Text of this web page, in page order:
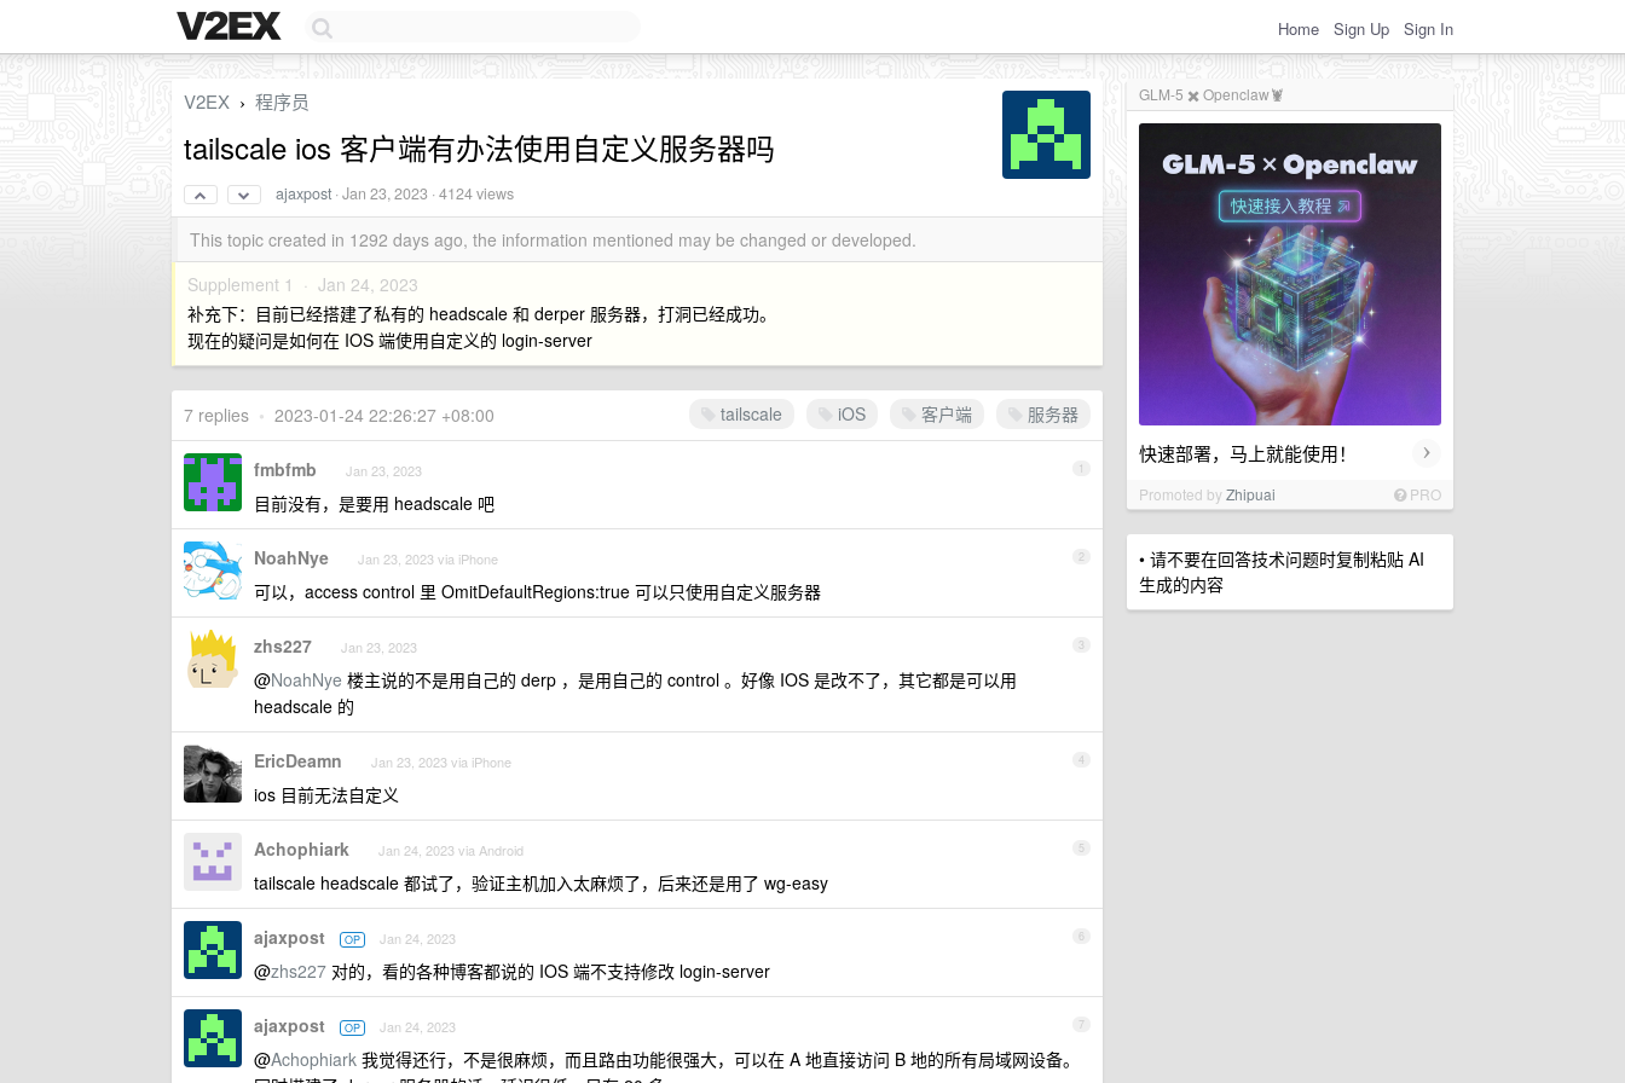
Home Sign Up Sign In
GLM-5 ✖️ Openclaw🦞
快速部署，马上就能使用！ ›
Promoted byZhipuai PRO
• 请不要在回答技术问题时复制粘贴 AI
生成的内容
V2EX › 程序员
tailscale ios 客户端有办法使用自定义服务器吗
ajaxpost ·Jan 23, 2023 · 4124 views
This topic created in 1292 days ago, the information mentioned may be changed or developed.
Supplement 1 · Jan 24, 2023
补充下：目前已经搭建了私有的 headscale 和 derper 服务器，打洞已经成功。
现在的疑问是如何在 IOS 端使用自定义的 login-server
tailscale iOS 客户端 服务器
7 replies • 2023-01-24 22:26:27 +08:00
1
fmbfmb Jan 23, 2023
目前没有，是要用 headscale 吧
2
NoahNye Jan 23, 2023 via iPhone
可以，access control 里 OmitDefaultRegions:true 可以只使用自定义服务器
3
zhs227 Jan 23, 2023
@NoahNye 楼主说的不是用自己的 derp ，是用自己的 control 。好像 IOS 是改不了，其它都是可以用
headscale 的
4
EricDeamn Jan 23, 2023 via iPhone
ios 目前无法自定义
5
Achophiark Jan 24, 2023 via Android
tailscale headscale 都试了，验证主机加入太麻烦了，后来还是用了 wg-easy
6
ajaxpost OP Jan 24, 2023
@zhs227 对的，看的各种博客都说的 IOS 端不支持修改 login-server
7
ajaxpost OP Jan 24, 2023
@Achophiark 我觉得还行，不是很麻烦，而且路由功能很强大，可以在 A 地直接访问 B 地的所有局域网设备。